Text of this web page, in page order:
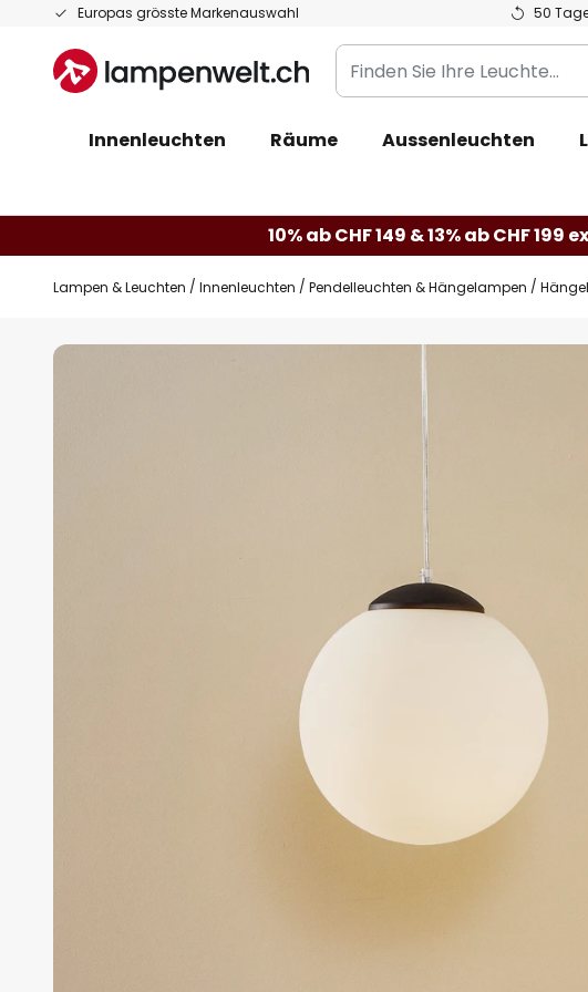
Europas grösste Markenauswahl 50
Zum
springen
Finden
Sie
Leuchte...
Innenleuchten Räume Aussenleuchten
10% ab CHF 149 & 13% ab CHF 199
Lampen & Leuchten Innenleuchten Pendelleuchten & Hängelampen
Zum